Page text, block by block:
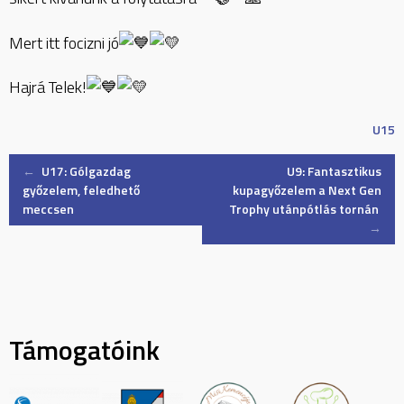
Mert itt focizni jó
Hajrá Telek!
U15
Post
navigation
← U17: Gólgazdag
győzelem, feledhető
meccsen
U9: Fantasztikus
kupagyőzelem a Next Gen
Trophy utánpótlás tornán
→
Támogatóink